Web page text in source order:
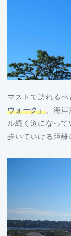
マストで訪れるべ
ウォーク」。海岸
ル続く道になっ
歩いていける距離